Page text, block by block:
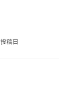
投稿日